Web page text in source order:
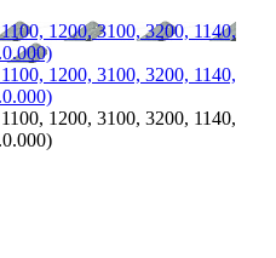
1200, 3100, 3200, 1140,
1200, 3100, 3200, 1140,
1200, 3100, 3200, 1140,